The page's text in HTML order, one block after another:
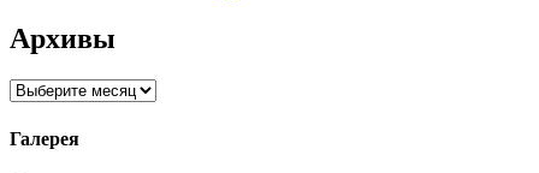
Архивы
Архивы
Галерея